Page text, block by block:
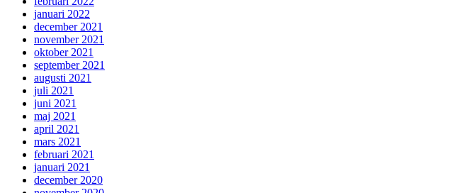
januari 2022
december 2021
november 2021
oktober 2021
september 2021
augusti 2021
juli 2021
juni 2021
maj 2021
april 2021
mars 2021
februari 2021
januari 2021
december 2020